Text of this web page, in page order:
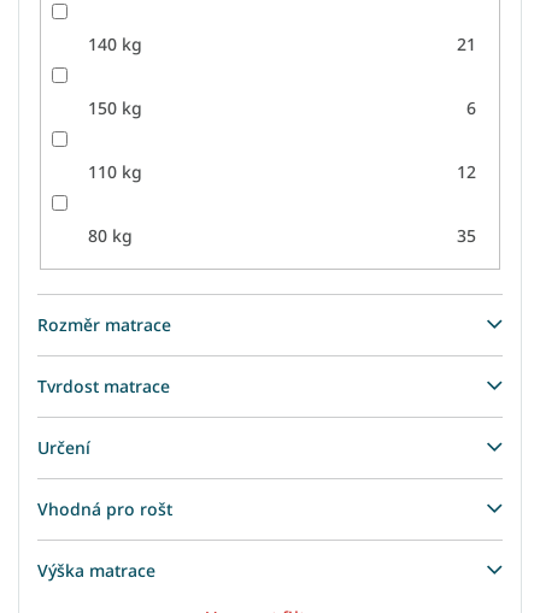
140 kg 21
150 kg 6
110 kg 12
80 kg 35
Rozměr matrace
Tvrdost matrace
Určení
Vhodná pro rošt
Výška matrace